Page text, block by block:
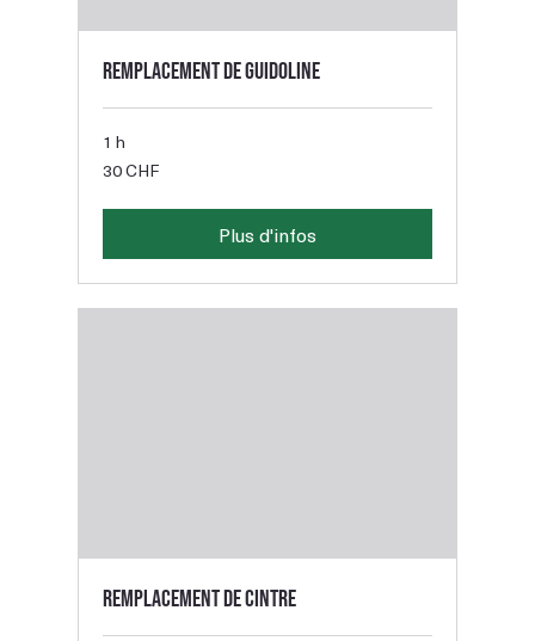
Remplacement de guidoline
1 h
30
francs
30 CHF
Plus d'infos
Remplacement de cintre